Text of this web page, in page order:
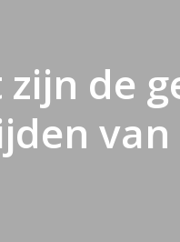
de